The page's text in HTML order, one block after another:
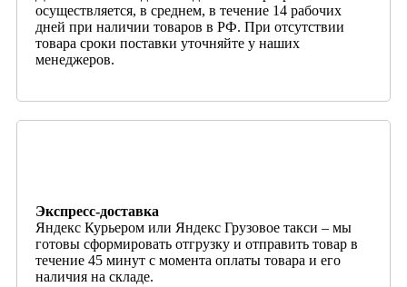
осуществляется, в среднем, в течение 14 рабочих
дней при наличии товаров в РФ. При отсутствии
товара сроки поставки уточняйте у наших
менеджеров.
Экспресс-доставка
Яндекс Курьером или Яндекс Грузовое такси – мы
готовы сформировать отгрузку и отправить товар в
течение 45 минут с момента оплаты товара и его
наличия на складе.